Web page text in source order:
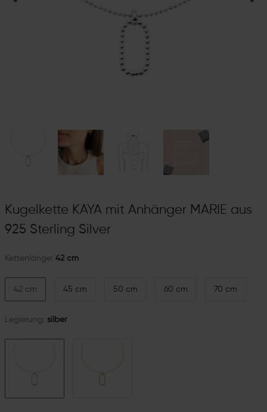
Kugelkette KAYA mit Anhänger MARIE aus
925 Sterling Silver
Kettenlänge: 42 cm
42 cm 45 cm 50 cm 60 cm 70 cm
Legierung: silber